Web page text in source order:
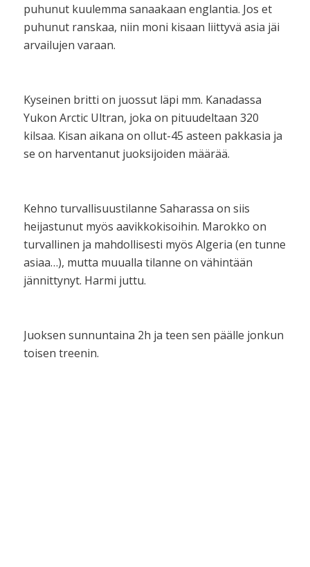
puhunut kuulemma sanaakaan englantia. Jos et
puhunut ranskaa, niin moni kisaan liittyvä asia jäi
arvailujen varaan.
Kyseinen britti on juossut läpi mm. Kanadassa
Yukon Arctic Ultran, joka on pituudeltaan 320
kilsaa. Kisan aikana on ollut-45 asteen pakkasia ja
se on harventanut juoksijoiden määrää.
Kehno turvallisuustilanne Saharassa on siis
heijastunut myös aavikkokisoihin. Marokko on
turvallinen ja mahdollisesti myös Algeria (en tunne
asiaa…), mutta muualla tilanne on vähintään
jännittynyt. Harmi juttu.
Juoksen sunnuntaina 2h ja teen sen päälle jonkun
toisen treenin.